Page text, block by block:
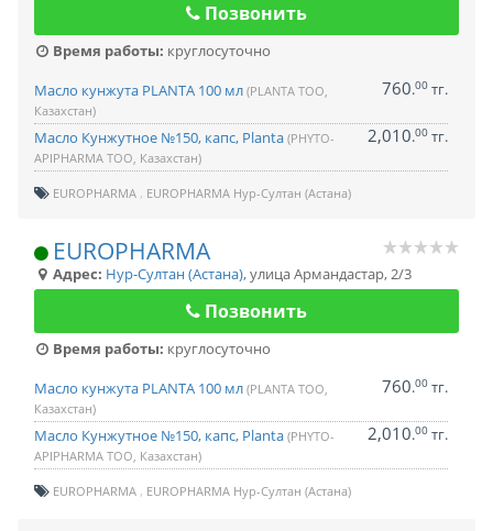
Позвонить
Время работы: круглосуточно
Масло кунжута PLANTA 100 мл (PLANTA ТОО,
Казахстан)
760.00 тг.
Масло Кунжутное №150, капс, Planta (PHYTO-
APIPHARMA ТОО, Казахстан)
2,010.00 тг.
EUROPHARMA EUROPHARMA Нур-Султан (Астана)
EUROPHARMA
Адрес: Нур-Султан (Астана),улица Армандастар, 2/3
Позвонить
Время работы: круглосуточно
Масло кунжута PLANTA 100 мл (PLANTA ТОО,
Казахстан)
760.00 тг.
Масло Кунжутное №150, капс, Planta (PHYTO-
APIPHARMA ТОО, Казахстан)
2,010.00 тг.
EUROPHARMA EUROPHARMA Нур-Султан (Астана)